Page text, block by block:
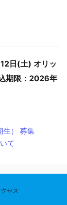
日(土) オリッ
期限：2026年
生） 募集
て
セス